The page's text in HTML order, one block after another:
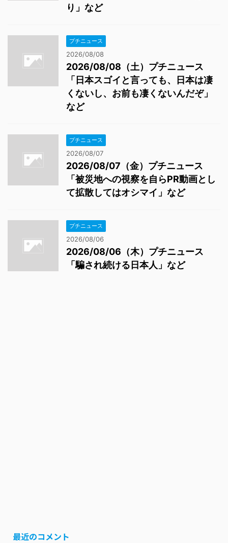
り」など
プチニュース
2026/08/08
2026/08/08（土）プチニュース
「日本スゴイと言っても、日本は凄
くないし、お前も凄くないんだぞ」
など
プチニュース
2026/08/07
2026/08/07（金）プチニュース
「被災地への視察を自らPR動画とし
て拡散してはオシマイ」など
プチニュース
2026/08/06
2026/08/06（木）プチニュース
「騙され続ける日本人」など
最近のコメント